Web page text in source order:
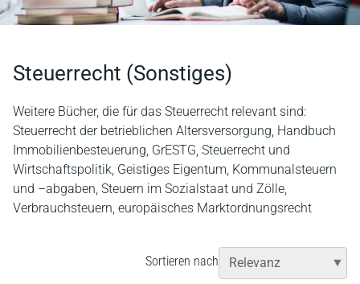
Steuerrecht (Sonstiges)
Weitere Bücher, die für das Steuerrecht relevant sind:
Steuerrecht der betrieblichen Altersversorgung, Handbuch
Immobilienbesteuerung, GrESTG, Steuerrecht und
Wirtschaftspolitik, Geistiges Eigentum, Kommunalsteuern
und –abgaben, Steuern im Sozialstaat und Zölle,
Verbrauchsteuern, europäisches Marktordnungsrecht
Sortieren nach